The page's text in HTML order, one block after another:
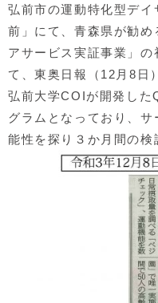
弘前市の運動特化型デ
前」にて、青森県が勧
アサービス実証事業」
て、東奥日報（12月8日
弘前大学COIが開発した
グラムとなっており、
能性を探り３か月間の検